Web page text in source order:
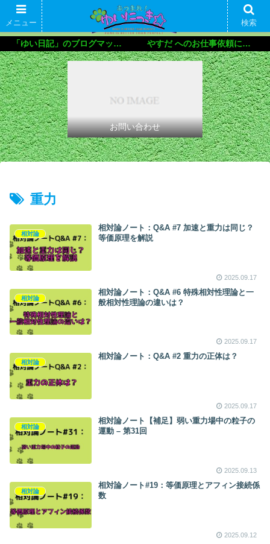
「ゆい日記」のブログマップ🌝 やすだ へのお仕事依頼について
お問い合わせ
重力
相対論
相対論ノート：Q&A #7 加速と重力は同じ？
等価原理を解説
2025.09.17
相対論
相対論ノート：Q&A #6 特殊相対性理論と一
般相対性理論の違いは？
2025.09.17
相対論
相対論ノート：Q&A #2 重力の正体は？
2025.09.17
相対論
相対論ノート【補足】弱い重力場中の粒子の
運動 – 第31回
2025.09.13
相対論
相対論ノート#19：等価原理とアフィン接続係
数
2025.09.12
メニュー 検索